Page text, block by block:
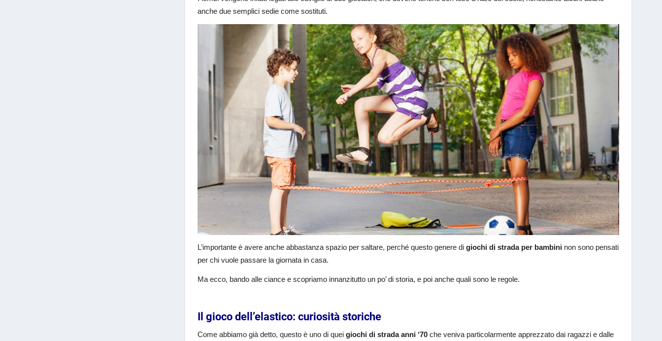
anche due semplici sedie come sostituti.
L’importante è avere anche abbastanza spazio per saltare, perché questo genere digiochi di strada per bambini non sono pensati
per chi vuole passare la giornata in casa.
Ma ecco, bando alle ciance e scopriamo innanzitutto un po’ di storia, e poi anche quali sono le regole.
Il gioco dell’elastico: curiosità storiche
Come abbiamo già detto, questo è uno di queigiochi di strada anni ‘70 che veniva particolarmente apprezzato dai ragazzi e dalle